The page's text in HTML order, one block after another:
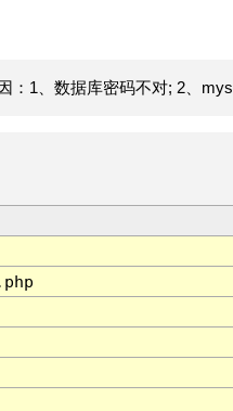
1、数据库密码不对; 2、